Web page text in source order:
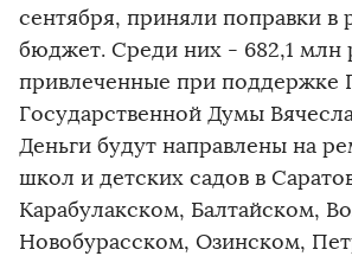
сентября, приняли поправки в
бюджет. Среди них - 682,1 млн
привлеченные при поддержке
Государственной Думы
Деньги будут направлены на
школ и детских садов в
Карабулакском, Балтайском,
Новобурасском, Озинском,